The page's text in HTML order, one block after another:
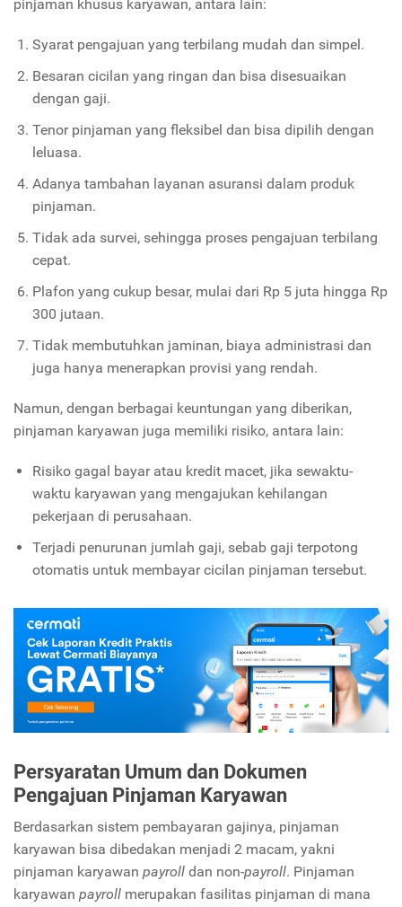
pinjaman khusus karyawan, antara lain:
Syarat pengajuan yang terbilang mudah dan simpel.
Besaran cicilan yang ringan dan bisa disesuaikan
dengan gaji.
Tenor pinjaman yang fleksibel dan bisa dipilih dengan
leluasa.
Adanya tambahan layanan asuransi dalam produk
pinjaman.
Tidak ada survei, sehingga proses pengajuan terbilang
cepat.
Plafon yang cukup besar, mulai dari Rp 5 juta hingga Rp
300 jutaan.
Tidak membutuhkan jaminan, biaya administrasi dan
juga hanya menerapkan provisi yang rendah.
Namun, dengan berbagai keuntungan yang diberikan,
pinjaman karyawan juga memiliki risiko, antara lain:
Risiko gagal bayar atau kredit macet, jika sewaktu-
waktu karyawan yang mengajukan kehilangan
pekerjaan di perusahaan.
Terjadi penurunan jumlah gaji, sebab gaji terpotong
otomatis untuk membayar cicilan pinjaman tersebut.
Persyaratan Umum dan Dokumen
Pengajuan Pinjaman Karyawan
Berdasarkan sistem pembayaran gajinya, pinjaman
karyawan bisa dibedakan menjadi 2 macam, yakni
pinjaman karyawan payroll dan non-payroll. Pinjaman
karyawan payroll merupakan fasilitas pinjaman di mana